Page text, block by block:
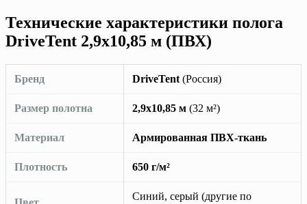
Технические характеристики полога
DriveTent 2,9х10,85 м (ПВХ)
Бренд DriveTent (Россия)
Размер полотна 2,9х10,85 м (32 м²)
Материал Армированная ПВХ-ткань
Плотность 650 г/м²
Синий, серый (другие по